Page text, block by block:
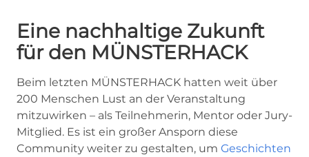
Eine nachhaltige Zukunft
für den MÜNSTERHACK
Beim letzten MÜNSTERHACK hatten weit über
200 Menschen Lust an der Veranstaltung
mitzuwirken – als Teilnehmerin, Mentor oder Jury-
Mitglied. Es ist ein großer Ansporn diese
Community weiter zu gestalten, um Geschichten